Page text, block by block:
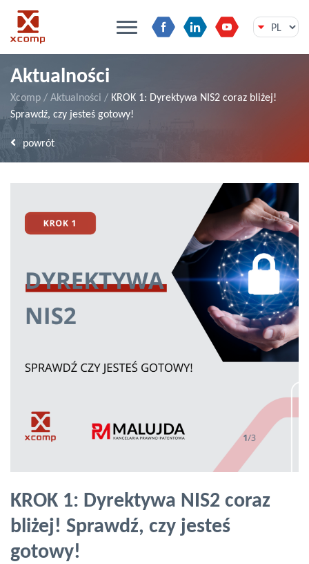
treści
Aktualności
Xcomp / Aktualności / KROK 1: Dyrektywa NIS2 coraz bliżej!
Sprawdź, czy jesteś gotowy!
powrót
KROK 1: Dyrektywa NIS2 coraz
bliżej! Sprawdź, czy jesteś
gotowy!